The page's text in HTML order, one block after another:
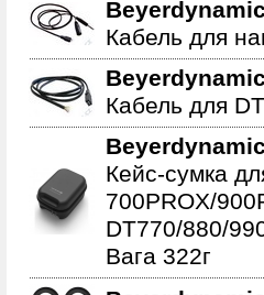
Кабель для
Кабель для
Кейс-сумка
700PROX/
DT770/880/
Вага 322г